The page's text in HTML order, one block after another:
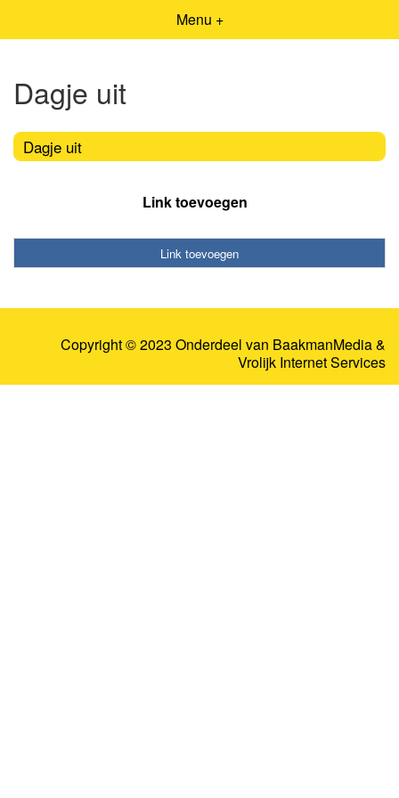
Menu +
Dagje uit
Dagje uit
Link toevoegen
Link toevoegen
Copyright © 2023 Onderdeel van BaakmanMedia&
Vrolijk Internet Services